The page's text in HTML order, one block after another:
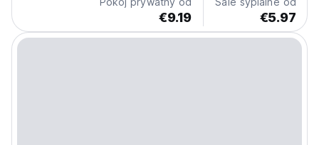
€9.19 €5.97